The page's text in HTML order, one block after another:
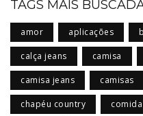
TAGS MAIS
amor aplicações
calça jeans camisa
camisa jeans camisas
chapéu country